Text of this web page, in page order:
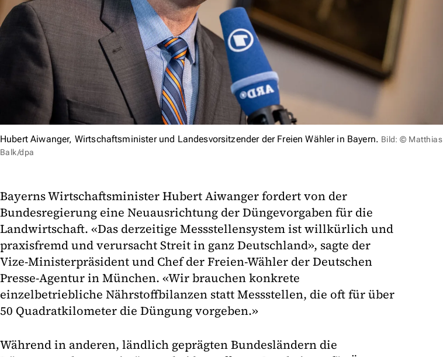
Hubert Aiwanger, Wirtschaftsminister und Landesvorsitzender der Freien Wähler in Bayern. Bild: © Matthias
Balk/dpa
Bayerns Wirtschaftsminister Hubert Aiwanger fordert von der
Bundesregierung eine Neuausrichtung der Düngevorgaben für die
Landwirtschaft. «Das derzeitige Messstellensystem ist willkürlich und
praxisfremd und verursacht Streit in ganz Deutschland», sagte der
Vize-Ministerpräsident und Chef der Freien-Wähler der Deutschen
Presse-Agentur in München. «Wir brauchen konkrete
einzelbetriebliche Nährstoffbilanzen statt Messstellen, die oft für über
50 Quadratkilometer die Düngung vorgeben.»
Während in anderen, ländlich geprägten Bundesländern die